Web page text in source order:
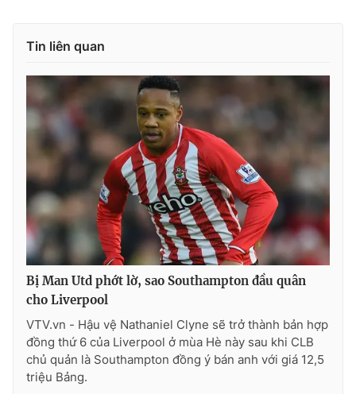
Tin liên quan
Bị Man Utd phớt lờ, sao Southampton đầu quân
cho Liverpool
VTV.vn - Hậu vệ Nathaniel Clyne sẽ trở thành bản hợp
đồng thứ 6 của Liverpool ở mùa Hè này sau khi CLB
chủ quản là Southampton đồng ý bán anh với giá 12,5
triệu Bảng.